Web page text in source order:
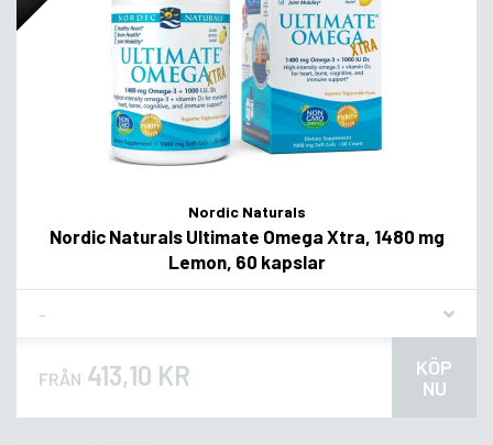
Nordic Naturals
Nordic Naturals Ultimate Omega Xtra, 1480 mg
Lemon, 60 kapslar
FRÅN 413,10 KR
KÖP
NU